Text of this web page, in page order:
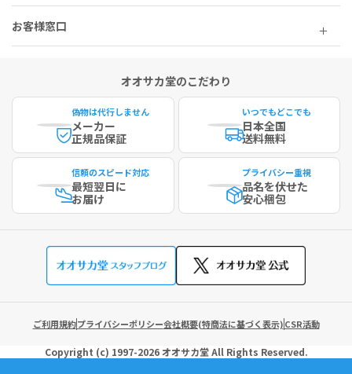
お客様窓口
オオサカ堂のこだわり
偽物は代行しません
メーカー
正規品保証
いつでもどこでも
日本全国
送料無料
信頼のスピード対応
最短翌日に
お届け
プライバシー重視
品名を伏せた
安心梱包
ご利用規約プライバシーポリシー会社概要(特商法に基づく表示)CSR活動
Copyright (c) 1997-2026 オオサカ堂All Rights Reserved.